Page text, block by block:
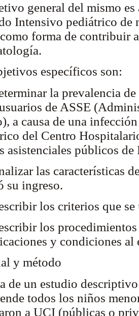
general del mismo
Intensivo pediátrico de
forma de contribuir
específicos son:
la prevalencia de
de ASSE
a causa de una
del Centro
asistenciales públicos
las características
su ingreso.
los criterios que
los procedimientos
y condiciones al
y método
de un estudio
todos los niños
a UCI (públicas o